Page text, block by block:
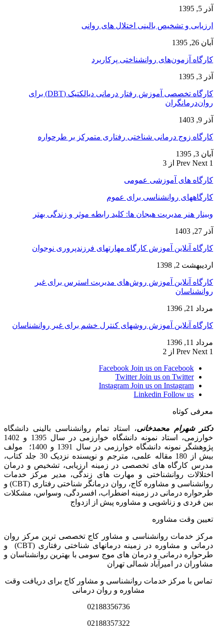
آذر 5, 1395
ارزیابی و تشخیص بالینی اختلال های روانی
آبان 26, 1395
کارگاه آزمون‌های روانشناختی پرکاربرد
آذر 3, 1395
کارگاه تخصصی آموزش رفتار درمانی دیالکتیک (DBT) برای
روان‌درمانگران
آذر 9, 1403
کارگاه زوج‌ درمانی شناختی رفتاری متمرکز بر طرحواره
آبان 3, 1395
Prev Next 1 از 3
کارگاه های آموزشی عمومی
کارگاههای روانشناسی برای عموم
وبینار هنر مدیریت هیجان ها: کلید رابطه موثر و زندگی بهتر
آذر 27, 1403
کارگاه آنلاین آموزش کارگاه مهارتهای فرزندپروری نوجوان
اردیبهشت 2, 1398
کارگاه آنلاین آموزش روش‌های مدیریت استرس برای غیر
روانشناسان
مرداد 21, 1396
کارگاه آنلاین آموزش روشهای کنترل خشم برای غیر روانشناسان
مرداد 11, 1396
Prev Next 1 از 2
Facebook Join us on Facebook
Twitter Join us on Twitter
Instagram Join us on Instagram
Linkedin Follow us
معرفی کوتاه
دکتر شهرام محمدخانی، استاد تمام روانشناسی بالینی دانشگاه
خوارزمی، استاد نمونه دانشگاه خوارزمی در سال 1395 و 1402
پژوهشگر نمونه دانشگاه خوارزمی در سال 1391 و 1400؛ مولف
بیش از 180 مقاله علمی، مترجم و نویسنده نزدیک 30 جلد کتاب،
مدرس کارگاه­ های تخصصی در زمینه ارزیابی، تشخیص و درمان
اختلالات روانشناختی و مهارت های زندگی، مدیر مرکز خدمات
روانشناسی و مشاوره کاج، روان­ درمانگر شناختی رفتاری (CBT) و
طرحواره درمانی در زمینه اضطراب، افسردگی، وسواس، مشکلات
بین فردی و زناشویی و مشاوره پیش از ازدواج
تعیین وقت مشاوره
مرکز خدمات روانشناسی و مشاور کاج تخصصی‏ ترین مرکز روان
درمانی و مشاوره در زمینه درمان‏های شناختی رفتاری (CBT) و
طرحواره درمانی و درمان های موج سومی با بهترین روانشناسان و
مشاوران در امیرآباد شمالی تهران
تماس با مرکز خدمات روانشناسی و مشاور کاج برای دریافت وقت
مشاوره و روان درمانی
02188356736
02188357322